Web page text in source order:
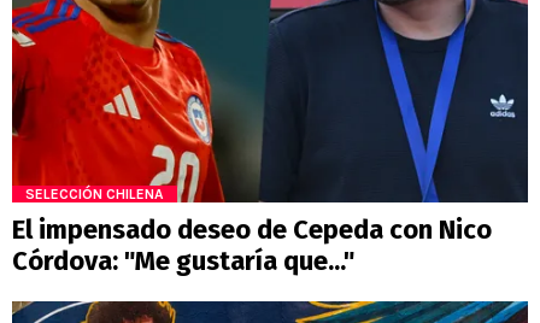
SELECCIÓN CHILENA
El impensado deseo de Cepeda con Nico
Córdova: "Me gustaría que..."